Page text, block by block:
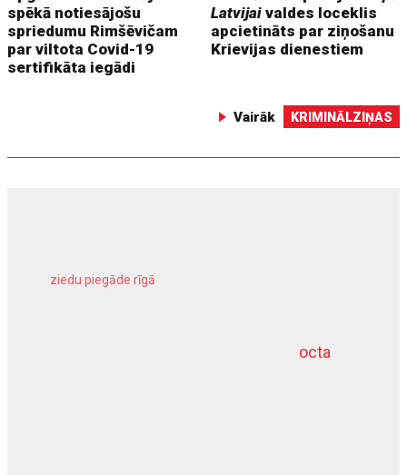
spēkā notiesājošu
spriedumu Rimšēvičam
par viltota Covid-19
sertifikāta iegādi
Latvijai valdes loceklis
apcietināts par ziņošanu
Krievijas dienestiem
Vairāk KRIMINĀLZIŅAS
octa
ziedu piegāde rīgā
dziļurbums